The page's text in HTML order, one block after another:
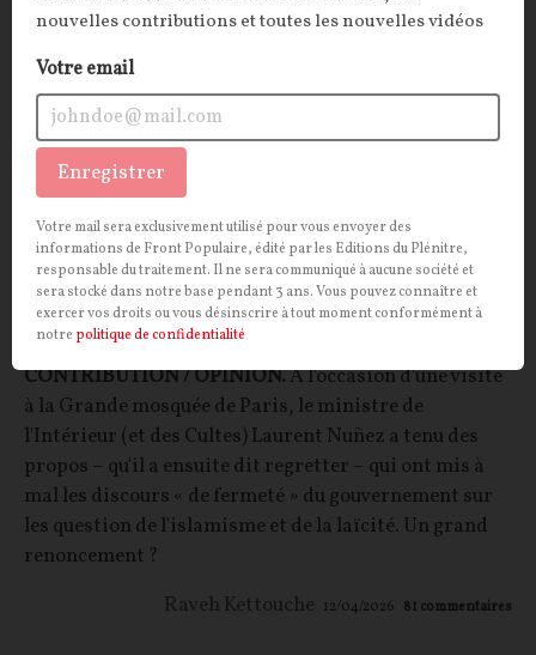
Qu’est devenue la France des Lumières ? La
laïcité à l’épreuve du renoncement politique
CONTRIBUTION / OPINION.À l'occasion d'une visite
à la Grande mosquée de Paris, le ministre de
l'Intérieur (et des Cultes) Laurent Nuñez a tenu des
propos – qu'il a ensuite dit regretter – qui ont mis à
mal les discours « de fermeté » du gouvernement sur
les question de l'islamisme et de la laïcité. Un grand
renoncement ?
Raveh Kettouche 12/04/2026 81 commentaires
nouvelles contributions et toutes les nouvelles vidéos
Votre email
Enregistrer
Votre mail sera exclusivement utilisé pour vous envoyer des
informations de Front Populaire, édité par les Editions du Plénitre,
responsable du traitement. Il ne sera communiqué à aucune société et
sera stocké dans notre base pendant 3 ans. Vous pouvez connaître et
exercer vos droits ou vous désinscrire à tout moment conformément à
notre politique de confidentialité